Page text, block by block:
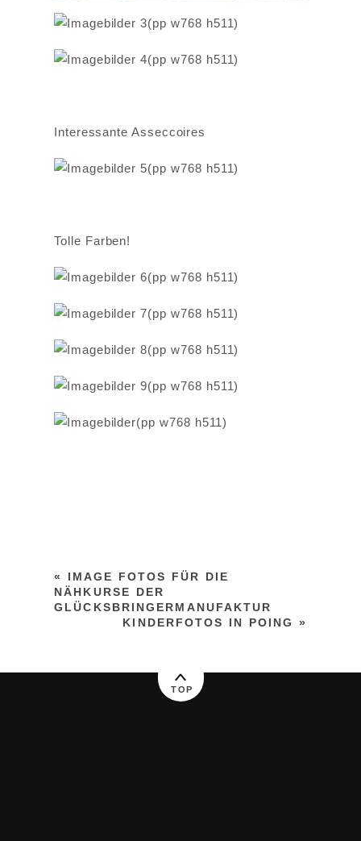
Interessante Asseccoires
Tolle Farben!
«
IMAGE FOTOS FÜR DIE
NÄHKURSE DER
GLÜCKSBRINGERMANUFAKTUR
KINDERFOTOS IN POING
»
TOP